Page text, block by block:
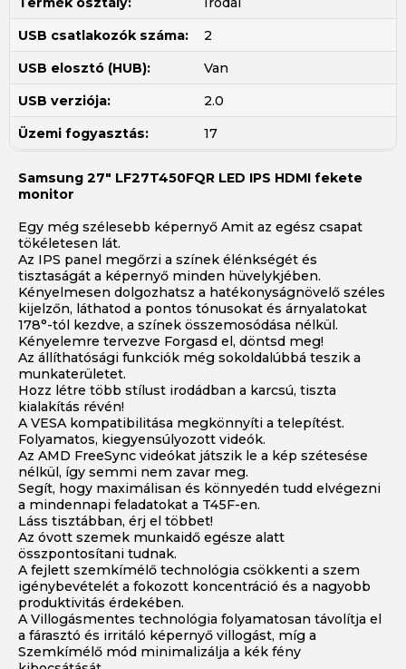
USB csatlakozók száma:
2
USB elosztó (HUB):
Van
USB verziója:
2.0
Üzemi fogyasztás:
17
Samsung 27" LF27T450FQR LED IPS HDMI fekete
monitor
Egy még szélesebb képernyő Amit az egész csapat
tökéletesen lát.
Az IPS panel megőrzi a színek élénkségét és
tisztaságát a képernyő minden hüvelykjében.
Kényelmesen dolgozhatsz a hatékonyságnövelő széles
kijelzőn, láthatod a pontos tónusokat és árnyalatokat
178°-tól kezdve, a színek összemosódása nélkül.
Kényelemre tervezve Forgasd el, döntsd meg!
Az állíthatósági funkciók még sokoldalúbbá teszik a
munkaterületet.
Hozz létre több stílust irodádban a karcsú, tiszta
kialakítás révén!
A VESA kompatibilitása megkönnyíti a telepítést.
Folyamatos, kiegyensúlyozott videók.
Az AMD FreeSync videókat játszik le a kép szétesése
nélkül, így semmi nem zavar meg.
Segít, hogy maximálisan és könnyedén tudd elvégezni
a mindennapi feladatokat a T45F-en.
Láss tisztábban, érj el többet!
Az óvott szemek munkaidő egésze alatt
összpontosítani tudnak.
A fejlett szemkímélő technológia csökkenti a szem
igénybevételét a fokozott koncentráció és a nagyobb
produktivitás érdekében.
A Villogásmentes technológia folyamatosan távolítja el
a fárasztó és irritáló képernyő villogást, míg a
Szemkímélő mód minimalizálja a kék fény